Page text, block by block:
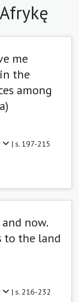
me
the
among
| s. 197-215
now.
to the land
| s. 216-232